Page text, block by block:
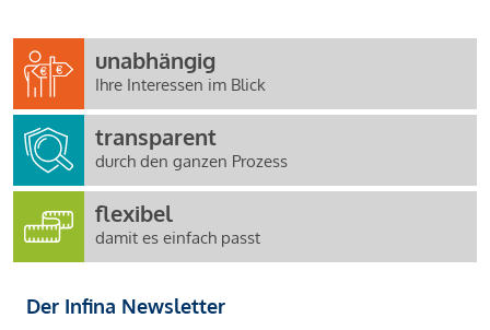
unabhängig
Ihre Interessen im Blick
transparent
durch den ganzen Prozess
flexibel
damit es einfach passt
Der Infina Newsletter